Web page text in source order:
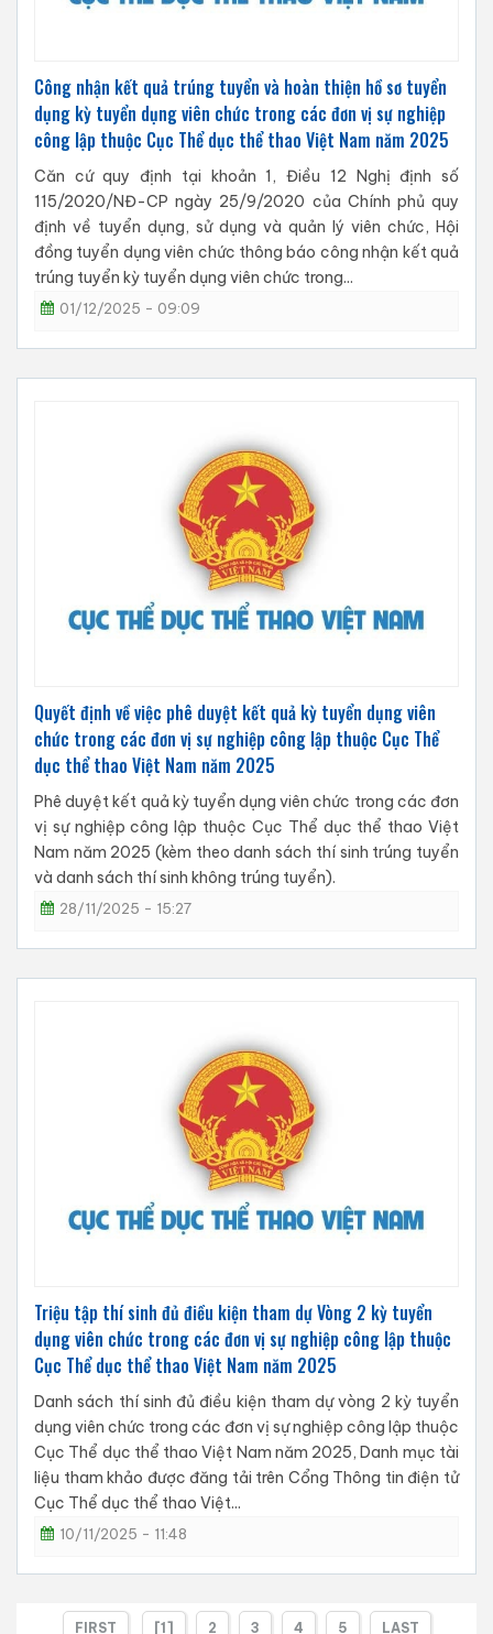
Công nhận kết quả trúng tuyển và hoàn thiện hồ sơ tuyển
dụng kỳ tuyển dụng viên chức trong các đơn vị sự nghiệp
công lập thuộc Cục Thể dục thể thao Việt Nam năm 2025
Căn cứ quy định tại khoản 1, Điều 12 Nghị định số
115/2020/NĐ-CP ngày 25/9/2020 của Chính phủ quy
định về tuyển dụng, sử dụng và quản lý viên chức, Hội
đồng tuyển dụng viên chức thông báo công nhận kết quả
trúng tuyển kỳ tuyển dụng viên chức trong...
01/12/2025 - 09:09
Quyết định về việc phê duyệt kết quả kỳ tuyển dụng viên
chức trong các đơn vị sự nghiệp công lập thuộc Cục Thể
dục thể thao Việt Nam năm 2025
Phê duyệt kết quả kỳ tuyển dụng viên chức trong các đơn
vị sự nghiệp công lập thuộc Cục Thể dục thể thao Việt
Nam năm 2025 (kèm theo danh sách thí sinh trúng tuyển
và danh sách thí sinh không trúng tuyển).
28/11/2025 - 15:27
Triệu tập thí sinh đủ điều kiện tham dự Vòng 2 kỳ tuyển
dụng viên chức trong các đơn vị sự nghiệp công lập thuộc
Cục Thể dục thể thao Việt Nam năm 2025
Danh sách thí sinh đủ điều kiện tham dự vòng 2 kỳ tuyển
dụng viên chức trong các đơn vị sự nghiệp công lập thuộc
Cục Thể dục thể thao Việt Nam năm 2025, Danh mục tài
liệu tham khảo được đăng tải trên Cổng Thông tin điện tử
Cục Thể dục thể thao Việt...
10/11/2025 - 11:48
FIRST [1] 2 3 4 5 LAST